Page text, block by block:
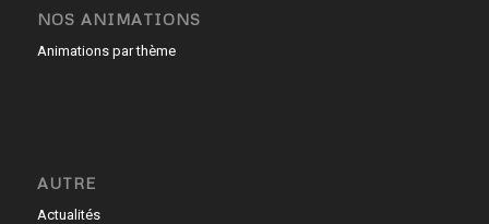
NOS ANIMATIONS
Animations par thème
AUTRE
Actualités